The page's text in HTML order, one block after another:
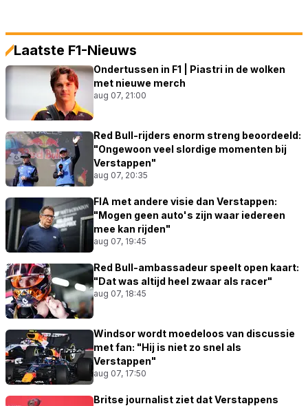
Laatste F1-Nieuws
Ondertussen in F1 | Piastri in de wolken
met nieuwe merch
aug 07, 21:00
Red Bull-rijders enorm streng beoordeeld:
"Ongewoon veel slordige momenten bij
Verstappen"
aug 07, 20:35
FIA met andere visie dan Verstappen:
"Mogen geen auto's zijn waar iedereen
mee kan rijden"
aug 07, 19:45
Red Bull-ambassadeur speelt open kaart:
"Dat was altijd heel zwaar als racer"
aug 07, 18:45
Windsor wordt moedeloos van discussie
met fan: "Hij is niet zo snel als
Verstappen"
aug 07, 17:50
Britse journalist ziet dat Verstappens